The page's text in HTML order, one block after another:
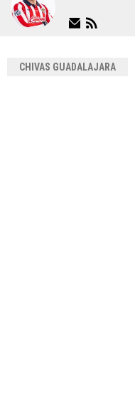
CHIVAS GUADALAJARA